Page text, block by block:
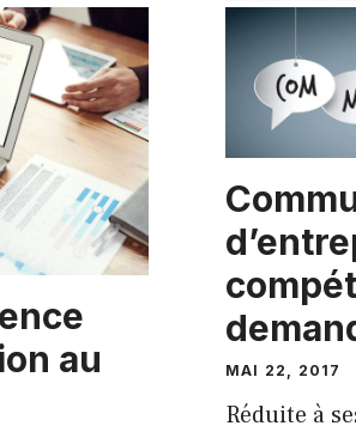
au
MAI 22, 2017
Réduite à